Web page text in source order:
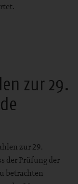
zur 29.
zur 29.
der Prüfung der
betrachten